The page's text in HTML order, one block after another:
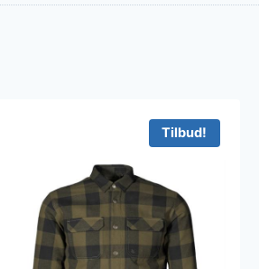
Tilbud!